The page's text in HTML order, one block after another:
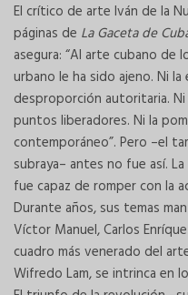
El crítico de arte Iván de la
páginas de La Gaceta de
asegura: “Al arte cubano de
urbano le ha sido ajeno. Ni la
desproporción autoritaria.
puntos liberadores. Ni la
contemporáneo”. Pero –el
subraya– antes no fue así.
fue capaz de romper con la
Durante años, sus temas
Víctor Manuel, Carlos
cuadro más venerado del
Wifredo Lam, se intrinca en